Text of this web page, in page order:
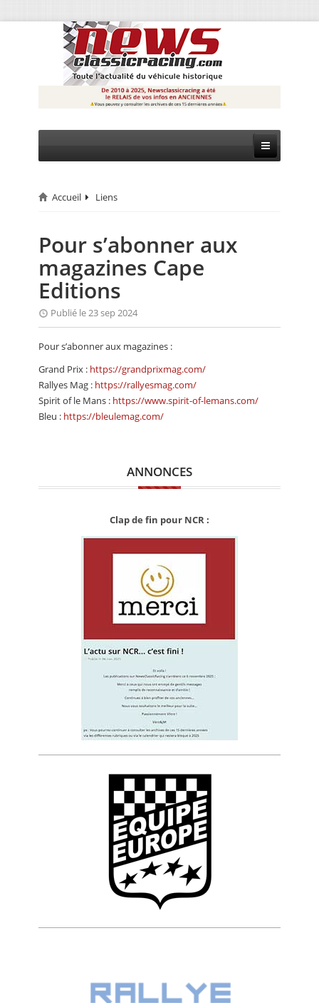
CIRCUIT
RALLYE
MONTAGNE
EVÈNEMENTS
CALENDRIER
VIDEO
ANNUAIRES
Accueil Liens
Pour s’abonner aux
magazines Cape
Editions
Publié le 23 sep 2024
Pour s’abonner aux magazines :
Grand Prix : https://grandprixmag.com/
Rallyes Mag : https://rallyesmag.com/
Spirit of le Mans : https://www.spirit-of-lemans.com/
Bleu : https://bleulemag.com/
ANNONCES
Clap de fin pour NCR :